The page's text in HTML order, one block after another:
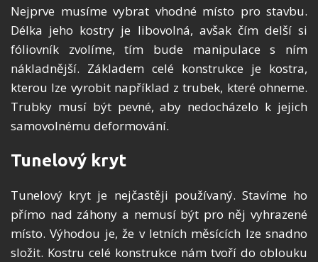
Nejprve musíme vybrat vhodné místo pro stavbu.
Délka jeho kostry je libovolná, avšak čím delší si
fóliovník zvolíme, tím bude manipulace s ním
nákladnější. Základem celé konstrukce je kostra,
kterou lze vyrobit například z trubek, které ohneme.
Trubky musí být pevné, aby nedocházelo k jejich
samovolnému deformování.
Tunelový kryt
Tunelový kryt je nejčastěji používaný. Stavíme ho
přímo nad záhony a nemusí být pro něj vyhrazené
místo. Výhodou je, že v letních měsících lze snadno
složit. Kostru celé konstrukce nám tvoří do oblouku